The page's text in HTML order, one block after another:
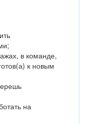
в команде,
к новым
на